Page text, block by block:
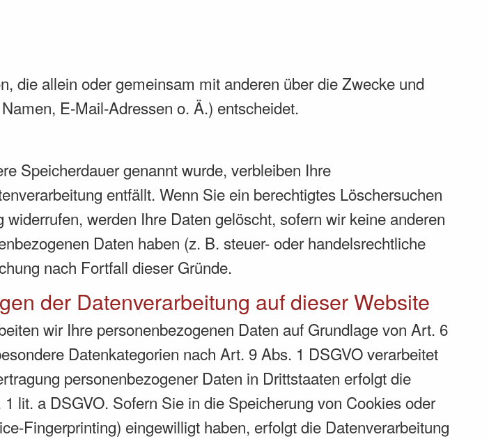
die allein oder gemeinsam mit anderen über die Zwecke und
E-Mail-Adressen o. Ä.) entscheidet.
Speicherdauer genannt wurde, verbleiben Ihre
entfällt. Wenn Sie ein berechtigtes Löschersuchen
werden Ihre Daten gelöscht, sofern wir keine anderen
Daten haben (z. B. steuer- oder handelsrechtliche
nach Fortfall dieser Gründe.
der Datenverarbeitung auf dieser Website
wir Ihre personenbezogenen Daten auf Grundlage von Art. 6
Datenkategorien nach Art. 9 Abs. 1 DSGVO verarbeitet
personenbezogener Daten in Drittstaaten erfolgt die
lit. a DSGVO. Sofern Sie in die Speicherung von Cookies oder
Fingerprinting) eingewilligt haben, erfolgt die Datenverarbeitung